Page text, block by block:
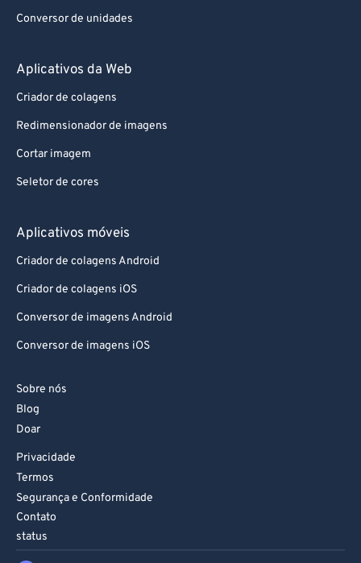
Conversor de unidades
Aplicativos da Web
Criador de colagens
Redimensionador de imagens
Cortar imagem
Seletor de cores
Aplicativos móveis
Criador de colagens Android
Criador de colagens iOS
Conversor de imagens Android
Conversor de imagens iOS
Sobre nós
Blog
Doar
Privacidade
Termos
Segurança e Conformidade
Contato
status